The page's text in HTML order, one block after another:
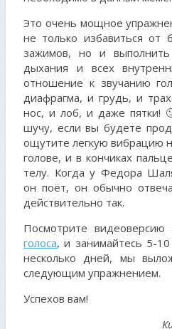
Это очень мощное
не только избавиться от
зажимов, но и выполнить
дыхания и всех
отношение к звучанию
диафрагма, и грудь, и
нос, и лоб, и даже пятки!
шучу, если вы будете
ощутите легкую вибрацию
голове, и в кончиках
телу. Когда у Федора
он поёт, он обычно
действительно так.
Посмотрите
голоса, и занимайтесь 5-
несколько дней, мы
следующим упражнением.
Успехов вам!